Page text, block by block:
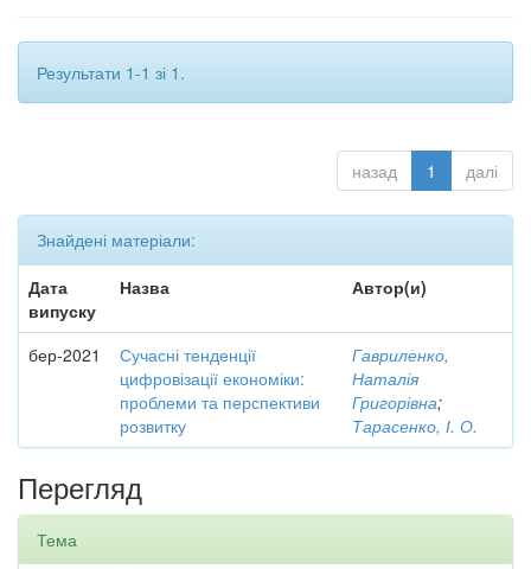
Результати 1-1 зі 1.
назад 1 далі
Знайдені матеріали:
Дата
випуску
Назва Автор(и)
бер-2021
Сучасні тенденції
цифровізації економіки:
проблеми та перспективи
розвитку
Гавриленко,
Наталія
Григорівна;
Тарасенко, І. О.
Перегляд
Тема